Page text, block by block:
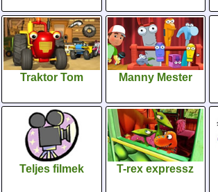
Traktor Tom Manny Mester
Teljes filmek T-rex expressz